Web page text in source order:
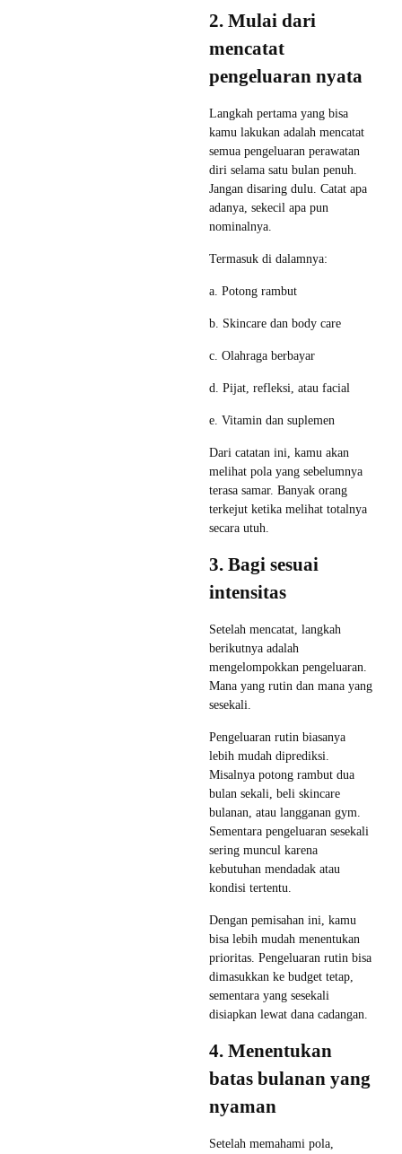
2. Mulai dari
mencatat
pengeluaran nyata
Langkah pertama yang bisa
kamu lakukan adalah mencatat
semua pengeluaran perawatan
diri selama satu bulan penuh.
Jangan disaring dulu. Catat apa
adanya, sekecil apa pun
nominalnya.
Termasuk di dalamnya:
a. Potong rambut
b. Skincare dan body care
c. Olahraga berbayar
d. Pijat, refleksi, atau facial
e. Vitamin dan suplemen
Dari catatan ini, kamu akan
melihat pola yang sebelumnya
terasa samar. Banyak orang
terkejut ketika melihat totalnya
secara utuh.
3. Bagi sesuai
intensitas
Setelah mencatat, langkah
berikutnya adalah
mengelompokkan pengeluaran.
Mana yang rutin dan mana yang
sesekali.
Pengeluaran rutin biasanya
lebih mudah diprediksi.
Misalnya potong rambut dua
bulan sekali, beli skincare
bulanan, atau langganan gym.
Sementara pengeluaran sesekali
sering muncul karena
kebutuhan mendadak atau
kondisi tertentu.
Dengan pemisahan ini, kamu
bisa lebih mudah menentukan
prioritas. Pengeluaran rutin bisa
dimasukkan ke budget tetap,
sementara yang sesekali
disiapkan lewat dana cadangan.
4. Menentukan
batas bulanan yang
nyaman
Setelah memahami pola,